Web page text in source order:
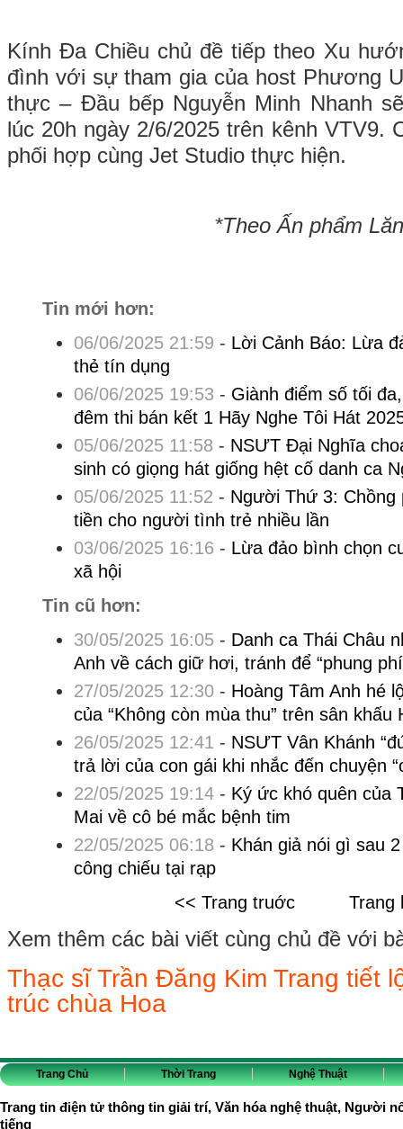
Kính Đa Chiều chủ đề tiếp theo Xu
đình với sự tham gia của host Phương
thực – Đầu bếp Nguyễn Minh Nhanh
lúc 20h ngày 2/6/2025 trên kênh VTV9.
phối hợp cùng Jet Studio thực hiện.
*Theo Ấn phẩm
Tin mới hơn:
06/06/2025 21:59 - Lời Cảnh Báo: Lừa
thẻ tín dụng
06/06/2025 19:53 - Giành điểm số tối
đêm thi bán kết 1 Hãy Nghe Tôi Hát
05/06/2025 11:58 - NSƯT Đại Nghĩa
sinh có giọng hát giống hệt cố danh ca
05/06/2025 11:52 - Người Thứ 3: Chồng
tiền cho người tình trẻ nhiều lần
03/06/2025 16:16 - Lừa đảo bình chọn
xã hội
Tin cũ hơn:
30/05/2025 16:05- Danh ca Thái Châu
Anh về cách giữ hơi, tránh để “phung
27/05/2025 12:30- Hoàng Tâm Anh hé
của “Không còn mùa thu” trên sân khấu
26/05/2025 12:41 - NSƯT Vân Khánh
trả lời của con gái khi nhắc đến chuyện
22/05/2025 19:14- Ký ức khó quên của
Mai về cô bé mắc bệnh tim
22/05/2025 06:18 - Khán giả nói gì sau
công chiếu tại rạp
<< Trang truớc
Trang
Xem thêm các bài viết cùng chủ đề với
Thạc sĩ Trần Đăng Kim Trang tiết
trúc chùa Hoa
Trang Chủ Thời Trang Nghệ Thuật
Trang tin điện tử thông tin giải trí, Văn hóa nghệ thuật, Người
tiếng